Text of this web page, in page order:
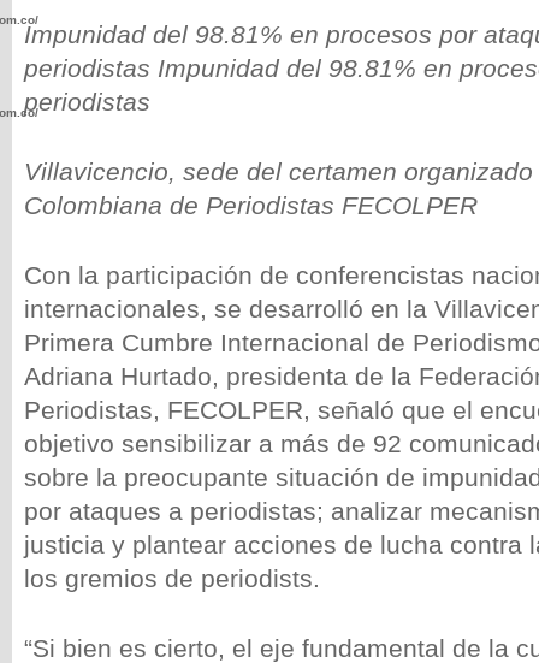
Impunidad del 98.81% en procesos por
periodistas Impunidad del 98.81% en
periodistas
Villavicencio, sede del certamen
Colombiana de Periodistas FECOLPER
Con la participación de conferencistas
internacionales, se desarrolló en la
Primera Cumbre Internacional de
Adriana Hurtado, presidenta de la
Periodistas, FECOLPER, señaló que el
objetivo sensibilizar a más de 92
sobre la preocupante situación de
por ataques a periodistas; analizar
justicia y plantear acciones de lucha contra
los gremios de periodists.
“Si bien es cierto, el eje fundamental de la
wp-
wp-
wp-
wp-